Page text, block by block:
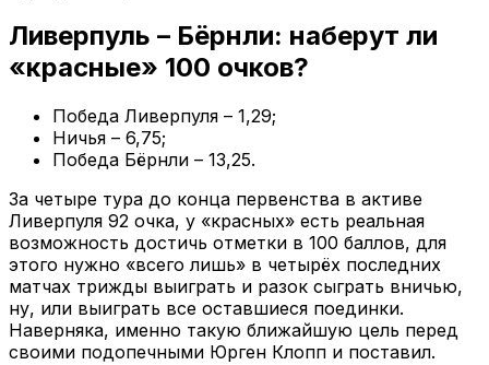
Ливерпуль – Бёрнли: наберут ли
«красные» 100 очков?
Победа Ливерпуля – 1,29;
Ничья – 6,75;
Победа Бёрнли – 13,25.
За четыре тура до конца первенства в активе
Ливерпуля 92 очка, у «красных» есть реальная
возможность достичь отметки в 100 баллов, для
этого нужно «всего лишь» в четырёх последних
матчах трижды выиграть и разок сыграть вничью,
ну, или выиграть все оставшиеся поединки.
Наверняка, именно такую ближайшую цель перед
своими подопечными Юрген Клопп и поставил.